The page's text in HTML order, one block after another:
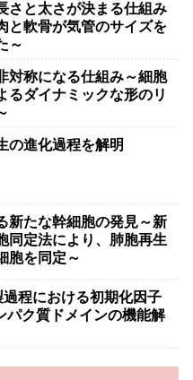
さと太さが決まる仕組み
と軟骨が気管のサイズを
～
対称になる仕組み～細胞
るダイナミックな形のリ
の進化過程を解明
新たな幹細胞の発見～新
同定法により、肺胞再生
胞を同定～
程における初期化因子
パク質ドメインの機能解